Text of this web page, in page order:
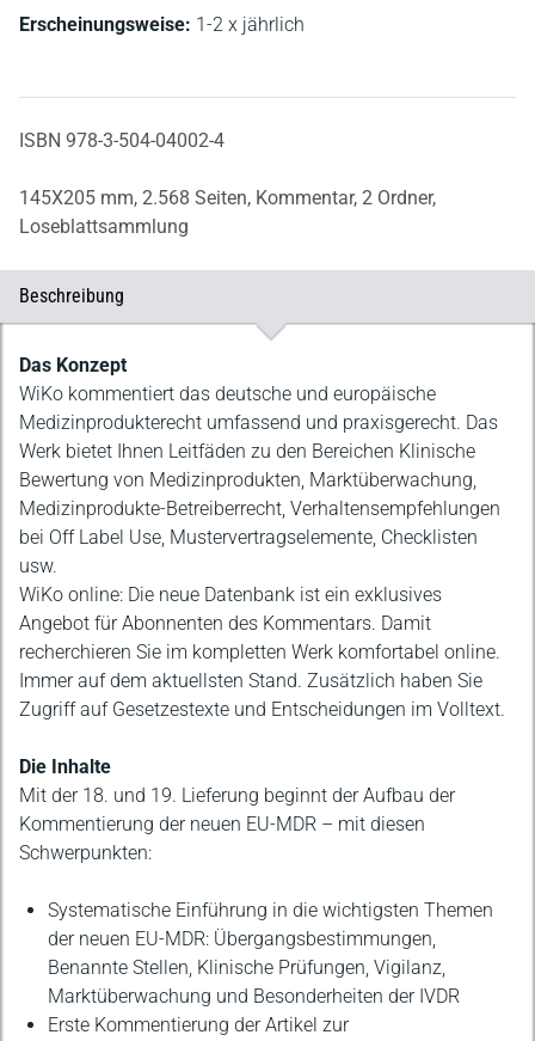
Erscheinungsweise: 1-2 x jährlich
ISBN 978-3-504-04002-4
145X205 mm, 2.568 Seiten, Kommentar, 2 Ordner,
Loseblattsammlung
Beschreibung
Beschreibung
Das Konzept
WiKo kommentiert das deutsche und europäische
Medizinprodukterecht umfassend und praxisgerecht. Das
Werk bietet Ihnen Leitfäden zu den Bereichen Klinische
Bewertung von Medizinprodukten, Marktüberwachung,
Medizinprodukte-Betreiberrecht, Verhaltensempfehlungen
bei Off Label Use, Mustervertragselemente, Checklisten
usw.
WiKo online: Die neue Datenbank ist ein exklusives
Angebot für Abonnenten des Kommentars. Damit
recherchieren Sie im kompletten Werk komfortabel online.
Immer auf dem aktuellsten Stand. Zusätzlich haben Sie
Zugriff auf Gesetzestexte und Entscheidungen im Volltext.
Die Inhalte
Mit der 18. und 19. Lieferung beginnt der Aufbau der
Kommentierung der neuen EU-MDR – mit diesen
Schwerpunkten:
Systematische Einführung in die wichtigsten Themen
der neuen EU-MDR: Übergangsbestimmungen,
Benannte Stellen, Klinische Prüfungen, Vigilanz,
Marktüberwachung und Besonderheiten der IVDR
Erste Kommentierung der Artikel zur